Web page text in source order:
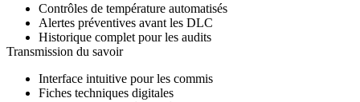
Contrôles de température automatisés
Alertes préventives avant les DLC
Historique complet pour les audits
Transmission du savoir
Interface intuitive pour les commis
Fiches techniques digitales